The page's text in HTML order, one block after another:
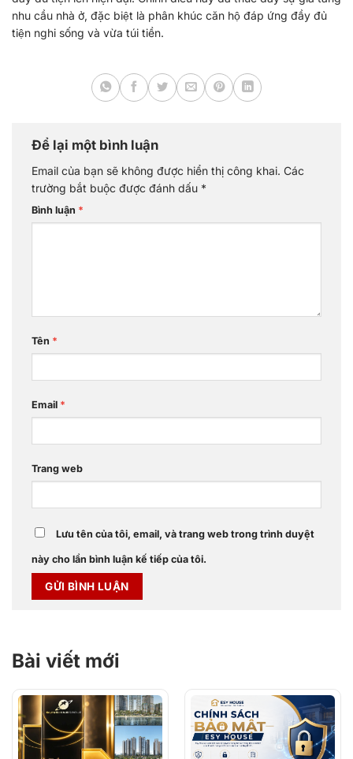
nhu cầu nhà ở, đặc biệt là phân khúc căn hộ đáp ứng đầy đủ
tiện nghi sống và vừa túi tiền.
Để lại một bình luận
Email của bạn sẽ không được hiển thị công khai. Các
trường bắt buộc được đánh dấu *
Bình luận *
Tên *
Email *
Trang web
Lưu tên của tôi, email, và trang web trong trình duyệt
này cho lần bình luận kế tiếp của tôi.
Bài viết mới